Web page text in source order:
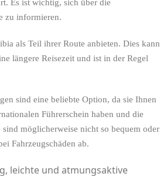
Es ist wichtig, sich über die
zu informieren.
als Teil ihrer Route anbieten. Dies kann
längere Reisezeit und ist in der Regel
sind eine beliebte Option, da sie Ihnen
Führerschein haben und die
sind möglicherweise nicht so bequem oder
Fahrzeugschäden ab.
leichte und atmungsaktive